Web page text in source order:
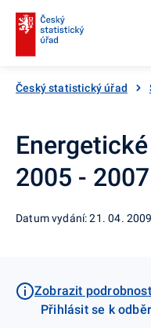
Český statistický úřad
2005 - 2007
Datum vydání: 21. 04. 2009
Zobrazit
Přihlásit se k